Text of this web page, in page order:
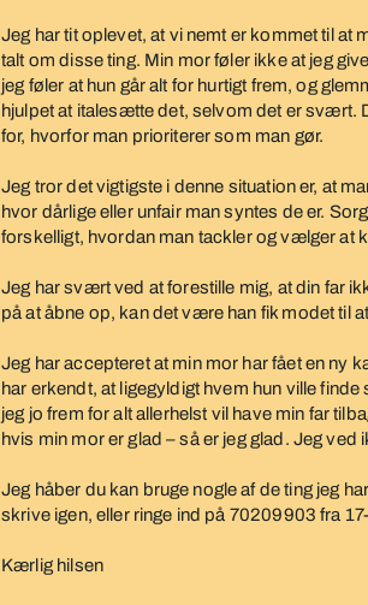
Jeg har tit oplevet, at vi nemt er kommet til at
talt om disse ting. Min mor føler ikke at jeg
jeg føler at hun går alt for hurtigt frem, og
hjulpet at italesætte det, selvom det er svært.
for, hvorfor man prioriterer som man gør.
Jeg tror det vigtigste i denne situation er, at
hvor dårlige eller unfair man syntes de er.
forskelligt, hvordan man tackler og vælger at
Jeg har svært ved at forestille mig, at din far
på at åbne op, kan det være han fik modet til
Jeg har accepteret at min mor har fået en ny
har erkendt, at ligegyldigt hvem hun ville
jeg jo frem for alt allerhelst vil have min far
hvis min mor er glad – så er jeg glad. Jeg
Jeg håber du kan bruge nogle af de ting jeg
skrive igen, eller ringe ind på 70209903 fra
Kærlig hilsen